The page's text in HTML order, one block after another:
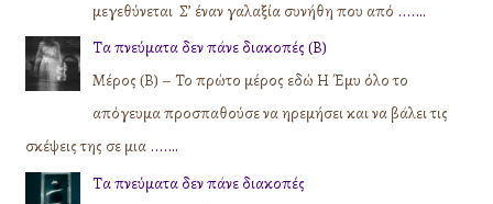
μεγεθύνεται Σ’ έναν γαλαξία συνήθη που από ....…
Τα πνεύματα δεν πάνε διακοπές (Β)
Μέρος (Β) – Το πρώτο μέρος εδώ Η Έμυ όλο το
απόγευμα προσπαθούσε να ηρεμήσει και να βάλει τις
σκέψεις της σε μια ....…
Τα πνεύματα δεν πάνε διακοπές